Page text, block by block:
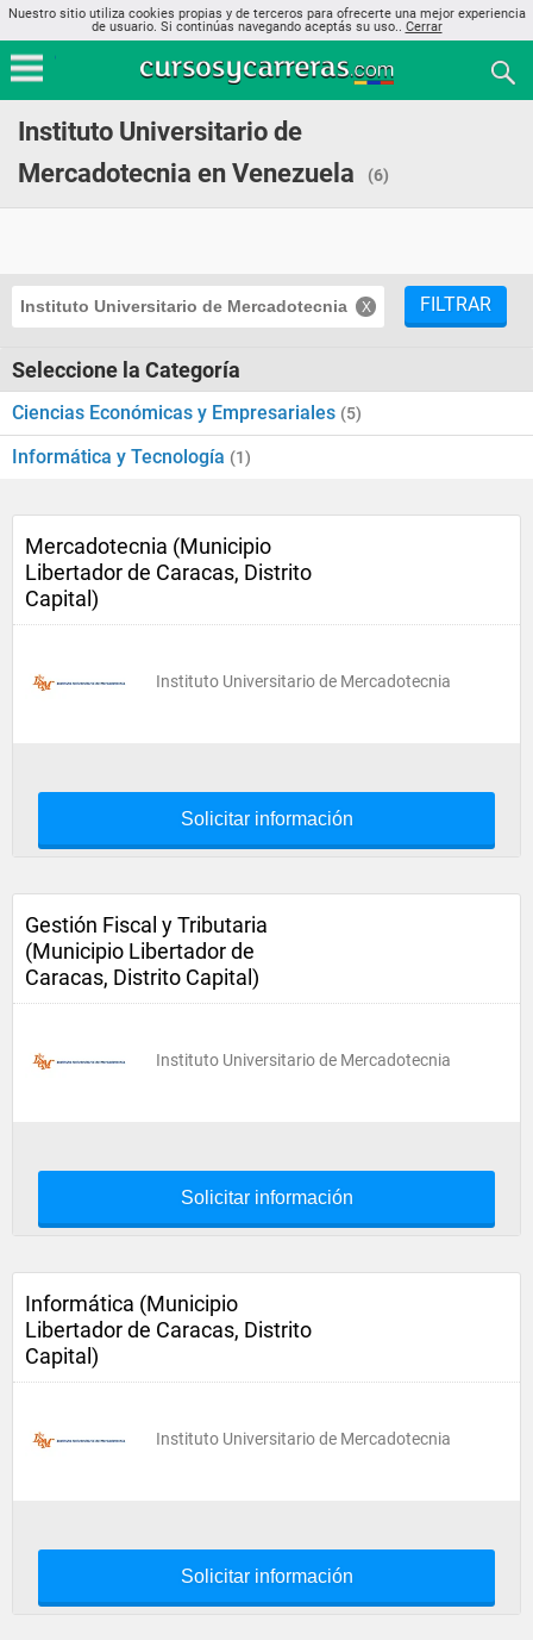
Nuestro sitio utiliza cookies propias y de terceros para ofrecerte una mejor experiencia
de usuario. Si continúas navegando aceptás su uso.. Cerrar
Instituto Universitario de
Mercadotecnia en Venezuela
(6)
Instituto Universitario de Mercadotecnia FILTRAR
Seleccione la Categoría
Ciencias Económicas y Empresariales (5)
Informática y Tecnología (1)
Mercadotecnia (Municipio
Libertador de Caracas, Distrito
Capital)
Instituto Universitario de Mercadotecnia
Solicitar información
Gestión Fiscal y Tributaria
(Municipio Libertador de
Caracas, Distrito Capital)
Instituto Universitario de Mercadotecnia
Solicitar información
Informática (Municipio
Libertador de Caracas, Distrito
Capital)
Instituto Universitario de Mercadotecnia
Solicitar información